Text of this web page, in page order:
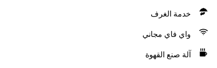
خدمة الغرف
واي فاي مجاني
آلة صنع القهوة